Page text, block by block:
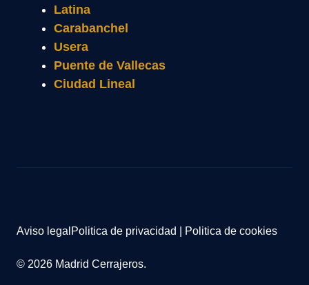
Latina
Carabanchel
Usera
Puente de Vallecas
Ciudad Lineal
© 2026 Madrid Cerrajeros.
Aviso legal Politica de privacidad Politica de cookies